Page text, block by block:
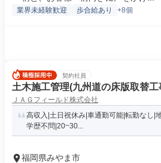
業界未経験歓迎 歩合給あり +8個
契約社員
土木施工管理(九州道の床版取替
ＪＡＧフィールド株式会社
高収入|土日祝休み|車通勤可能|転勤なし|
学歴不問|20~30...
福岡県みやま市